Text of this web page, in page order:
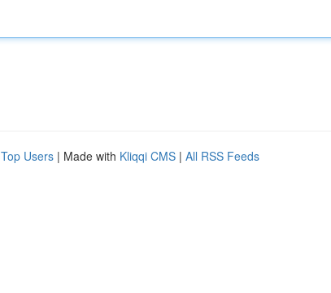
Top Users | Made with Kliqqi CMS | All RSS Feeds